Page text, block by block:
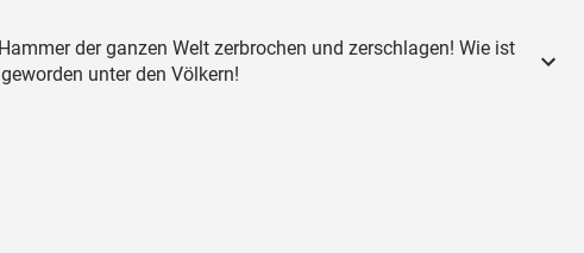
der ganzen Welt zerbrochen und zerschlagen! Wie ist
unter den Völkern!